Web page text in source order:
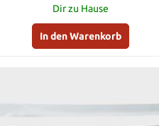
Dir zu Hause
In den Warenkorb